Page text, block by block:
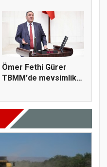
Ömer Fethi Gürer
TBMM'de mevsimlik